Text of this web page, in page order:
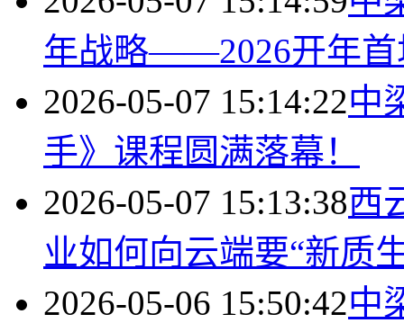
年战略——2026开年首
2026-05-07 15:14:22中
手》课程圆满落幕！
2026-05-07 15:13:38西
业如何向云端要“新质
2026-05-06 15:50:42中